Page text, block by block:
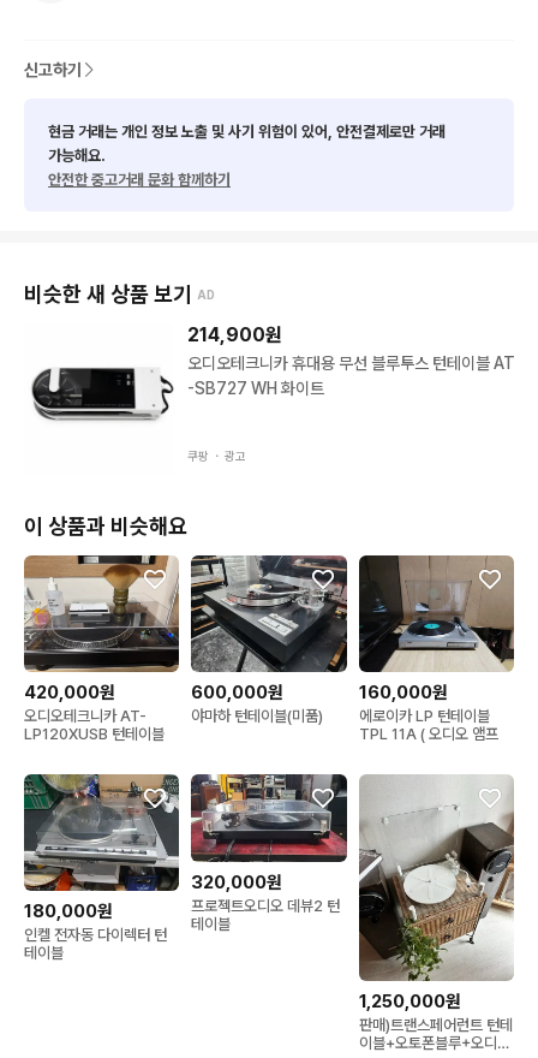
신고하기
현금 거래는 개인 정보 노출 및 사기 위험이 있어, 안전결제로만 거래
가능해요.
안전한 중고거래 문화 함께하기
비슷한 새 상품 보기 AD
214,900원
오디오테크니카 휴대용 무선 블루투스 턴테이블 AT
-SB727 WH 화이트
쿠팡 ・ 광고
이 상품과 비슷해요
420,000원
오디오테크니카 AT-
LP120XUSB 턴테이블
600,000원
야마하 턴테이블(미품)
160,000원
에로이카 LP 턴테이블
TPL 11A ( 오디오 앰프
180,000원
인켈 전자동 다이렉터 턴
테이블
320,000원
프로젝트오디오 데뷰2 턴
테이블
1,250,000원
판매)트랜스페어런트 턴테
이블+오토폰블루+오디오